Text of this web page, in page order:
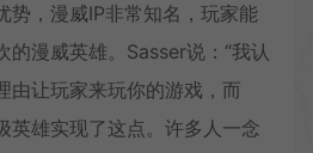
势，漫威IP非常知名，玩家能
的漫威英雄。Sasser说：“我认
由让玩家来玩你的游戏，而
英雄实现了这点。许多人一念